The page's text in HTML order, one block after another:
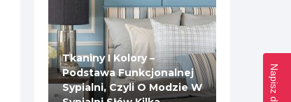
Tkaniny I Kolory –
Podstawa Funkcjonalnej
Sypialni, Czyli O Modzie W